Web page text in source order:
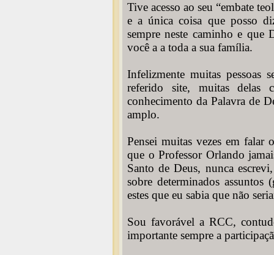
Tive acesso ao seu “embate
e a única coisa que posso
sempre neste caminho e
você a a toda a sua família.
Infelizmente muitas pessoas
referido site, muitas delas
conhecimento da Palavra de
amplo.
Pensei muitas vezes em
que o Professor Orlando
Santo de Deus, nunca
sobre determinados assuntos
estes que eu sabia que não
Sou favorável a RCC,
importante sempre a